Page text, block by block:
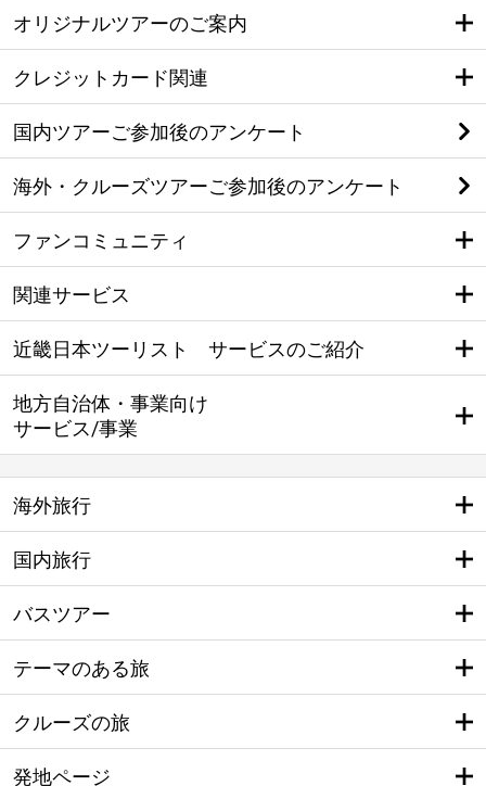
オリジナルツアーのご案内
クレジットカード関連
国内ツアーご参加後のアンケート
海外・クルーズツアーご参加後のアンケート
ファンコミュニティ
関連サービス
近畿日本ツーリスト サービスのご紹介
地方自治体・事業向け
サービス/事業
海外旅行
国内旅行
バスツアー
テーマのある旅
クルーズの旅
発地ページ